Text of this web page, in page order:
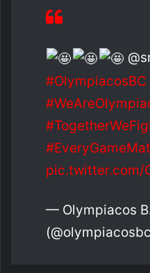
#OlympiacosBC
pic.twitter.com/
— Olympiacos